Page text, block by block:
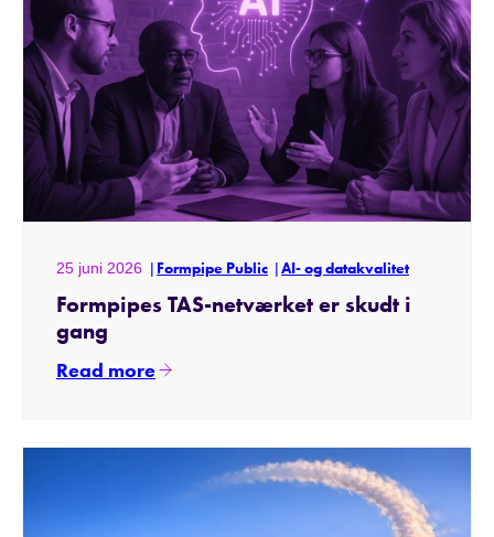
25 juni 2026 Formpipe Public AI- og datakvalitet
Formpipes TAS-netværket er skudt i
gang
Read more